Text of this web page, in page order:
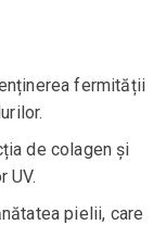
fermității
de colagen și
UV.
pielii, care